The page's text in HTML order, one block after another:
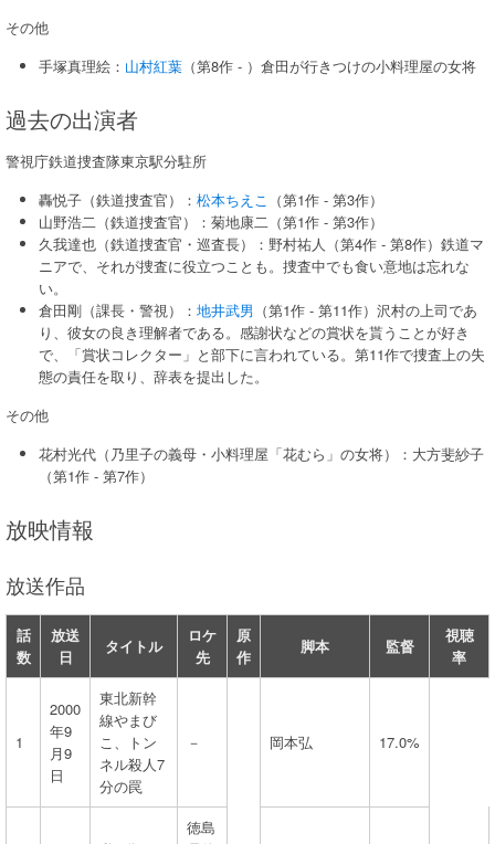
その他
手塚真理絵： 山村紅葉 （第8作 - ）倉田が行きつけの小料理屋の女将
過去の出演者
警視庁鉄道捜査隊東京駅分駐所
轟悦子（鉄道捜査官）： 松本ちえこ （第1作 - 第3作）
山野浩二（鉄道捜査官）：菊地康二（第1作 - 第3作）
久我達也（鉄道捜査官・巡査長）：野村祐人（第4作 - 第8作）鉄道マ
ニアで、それが捜査に役立つことも。捜査中でも食い意地は忘れな
い。
倉田剛（課長・警視）： 地井武男 （第1作 - 第11作）沢村の上司であ
り、彼女の良き理解者である。感謝状などの賞状を貰うことが好き
で、「賞状コレクター」と部下に言われている。第11作で捜査上の失
態の責任を取り、辞表を提出した。
その他
花村光代（乃里子の義母・小料理屋「花むら」の女将）：大方斐紗子
（第1作 - 第7作）
放映情報
放送作品
話
数
放送
日
タイトル
ロケ
先
原
作
脚本 監督
視聴
率
1
2000
年9
月9
日
東北新幹
線やまび
こ、トン
ネル殺人7
分の罠
－ 岡本弘 17.0%
徳島